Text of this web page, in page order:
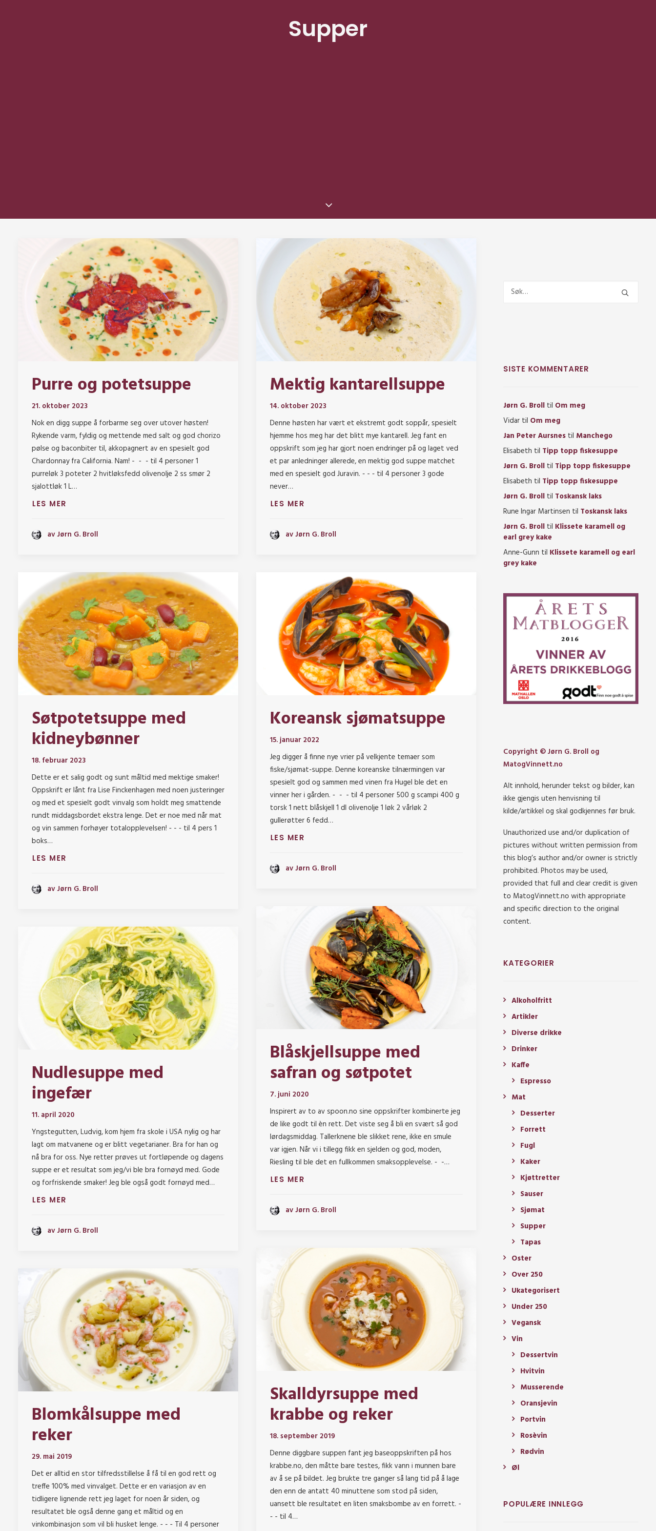
Supper
Purre og potetsuppe
21. oktober 2023
Nok en digg suppe å forbarme seg over utover høsten!
Rykende varm, fyldig og mettende med salt og god chorizo
pølse og baconbiter til, akkopagnert av en spesielt god
Chardonnay fra California. Nam! - - - til 4 personer 1
purreløk 3 poteter 2 hvitløksfedd olivenolje 2 ss smør 2
sjalottløk 1 L…
LES MER
av Jørn G. Broll
Mektig kantarellsuppe
14. oktober 2023
Denne høsten har vært et ekstremt godt soppår, spesielt
hjemme hos meg har det blitt mye kantarell. Jeg fant en
oppskrift som jeg har gjort noen endringer på og laget ved
et par anledninger allerede, en mektig god suppe matchet
med en spesielt god Juravin. - - - til 4 personer 3 gode
never…
LES MER
av Jørn G. Broll
Søtpotetsuppe med
kidneybønner
18. februar 2023
Dette er et salig godt og sunt måltid med mektige smaker!
Oppskrift er lånt fra Lise Finckenhagen med noen justeringer
og med et spesielt godt vinvalg som holdt meg smattende
rundt middagsbordet ekstra lenge. Det er noe med når mat
og vin sammen forhøyer totalopplevelsen! - - - til 4 pers 1
boks…
LES MER
av Jørn G. Broll
Koreansk sjømatsuppe
15. januar 2022
Jeg digger å finne nye vrier på velkjente temaer som
fiske/sjømat-suppe. Denne koreanske tilnærmingen var
spesielt god og sammen med vinen fra Hugel ble det en
vinner her i gården. - - - til 4 personer 500 g scampi 400 g
torsk 1 nett blåskjell 1 dl olivenolje 1 løk 2 vårløk 2
gullerøtter 6 fedd…
LES MER
av Jørn G. Broll
Blåskjellsuppe med
safran og søtpotet
7. juni 2020
Inspirert av to av spoon.no sine oppskrifter kombinerte jeg
de like godt til èn rett. Det viste seg å bli en svært så god
lørdagsmiddag. Tallerknene ble slikket rene, ikke en smule
var igjen. Når vi i tillegg fikk en sjelden og god, moden,
Riesling til ble det en fullkommen smaksopplevelse. - -…
LES MER
av Jørn G. Broll
Nudlesuppe med
ingefær
11. april 2020
Yngstegutten, Ludvig, kom hjem fra skole i USA nylig og har
lagt om matvanene og er blitt vegetarianer. Bra for han og
nå bra for oss. Nye retter prøves ut fortløpende og dagens
suppe er et resultat som jeg/vi ble bra fornøyd med. Gode
og forfriskende smaker! Jeg ble også godt fornøyd med…
LES MER
av Jørn G. Broll
Skalldyrsuppe med
krabbe og reker
18. september 2019
Denne diggbare suppen fant jeg baseoppskriften på hos
krabbe.no, den måtte bare testes, fikk vann i munnen bare
av å se på bildet. Jeg brukte tre ganger så lang tid på å lage
den enn de antatt 40 minuttene som stod på siden,
uansett ble resultatet en liten smaksbombe av en forrett. -
- - til 4…
Blomkålsuppe med
reker
29. mai 2019
Det er alltid en stor tilfredsstillelse å få til en god rett og
treffe 100% med vinvalget. Dette er en variasjon av en
tidligere lignende rett jeg laget for noen år siden, og
resultatet ble også denne gang et måltid og en
vinkombinasjon som vil bli husket lenge. - - - Til 4 personer
SISTE KOMMENTARER
Jørn G. Broll til Om meg
Vidar til Om meg
Jan Peter Aursnes til Manchego
Elisabeth til Tipp topp fiskesuppe
Jørn G. Broll til Tipp topp fiskesuppe
Elisabeth til Tipp topp fiskesuppe
Jørn G. Broll til Toskansk laks
Rune Ingar Martinsen til Toskansk laks
Jørn G. Broll til Klissete karamell og
earl grey kake
Anne-Gunn til Klissete karamell og earl
grey kake
Copyright © Jørn G. Broll og
MatogVinnett.no
Alt innhold, herunder tekst og bilder, kan
ikke gjengis uten henvisning til
kilde/artikkel og skal godkjennes før bruk.
Unauthorized use and/or duplication of
pictures without written permission from
this blog’s author and/or owner is strictly
prohibited. Photos may be used,
provided that full and clear credit is given
to MatogVinnett.no with appropriate
and specific direction to the original
content.
KATEGORIER
Alkoholfritt
Artikler
Diverse drikke
Drinker
Kaffe
Espresso
Mat
Desserter
Forrett
Fugl
Kaker
Kjøttretter
Sauser
Sjømat
Supper
Tapas
Oster
Over 250
Ukategorisert
Under 250
Vegansk
Vin
Dessertvin
Hvitvin
Musserende
Oransjevin
Portvin
Rosèvin
Rødvin
Øl
POPULÆRE INNLEGG